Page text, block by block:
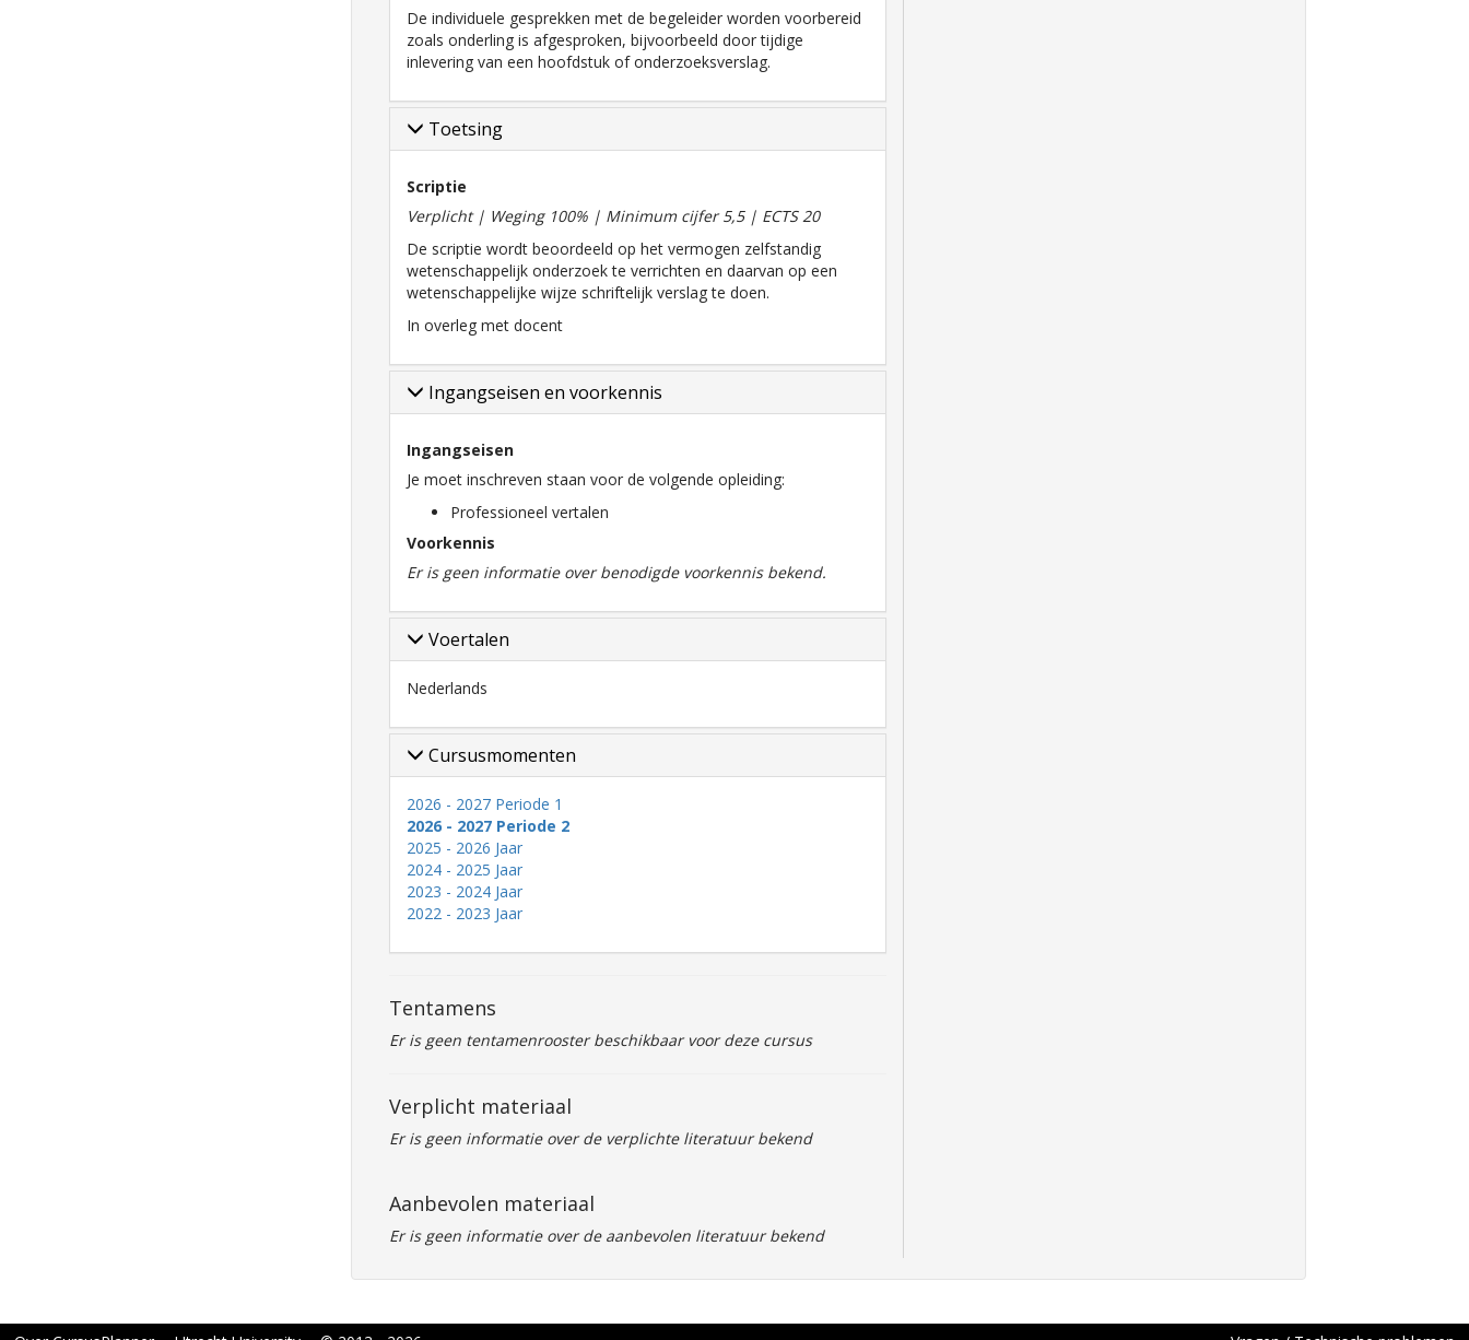
De individuele gesprekken met de begeleider worden voorbereid
zoals onderling is afgesproken, bijvoorbeeld door tijdige
inlevering van een hoofdstuk of onderzoeksverslag.
Toetsing
Scriptie
Verplicht | Weging 100% | Minimum cijfer 5,5 | ECTS 20
De scriptie wordt beoordeeld op het vermogen zelfstandig
wetenschappelijk onderzoek te verrichten en daarvan op een
wetenschappelijke wijze schriftelijk verslag te doen.
In overleg met docent
Ingangseisen en voorkennis
Ingangseisen
Je moet inschreven staan voor de volgende opleiding:
Professioneel vertalen
Voorkennis
Er is geen informatie over benodigde voorkennis bekend.
Voertalen
Nederlands
Cursusmomenten
2026 - 2027 Periode 1
2026 - 2027 Periode 2
2025 - 2026 Jaar
2024 - 2025 Jaar
2023 - 2024 Jaar
2022 - 2023 Jaar
Tentamens
Er is geen tentamenrooster beschikbaar voor deze cursus
Verplicht materiaal
Er is geen informatie over de verplichte literatuur bekend
Aanbevolen materiaal
Er is geen informatie over de aanbevolen literatuur bekend